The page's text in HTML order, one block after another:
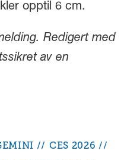
opptil 6 cm.
Redigert med
av en
CES 2026